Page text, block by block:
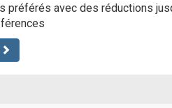
préférés avec des réductions